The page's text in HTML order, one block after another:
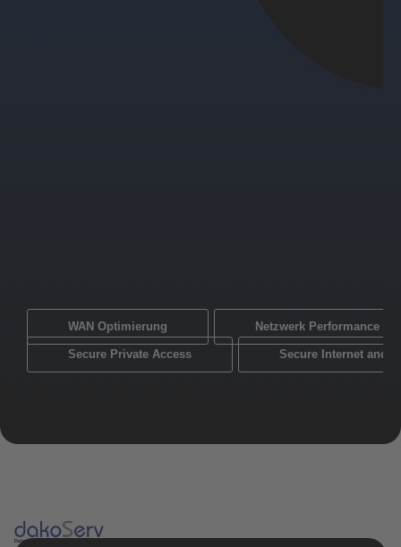
WAN Optimierung Netzwerk Performance
Secure Private Access Secure Internet and